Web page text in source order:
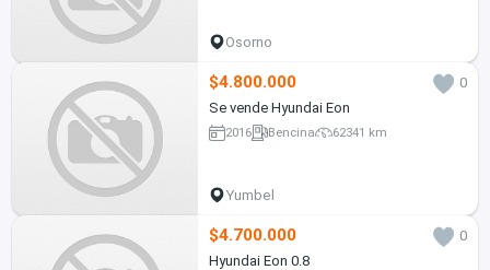
Osorno
$4.800.000
0
Se vende Hyundai Eon
2016 Bencina 62341 km
Yumbel
$4.700.000
0
Hyundai Eon 0.8